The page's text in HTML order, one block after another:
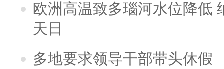
欧洲高温致多瑙河水位降低
天日
多地要求领导干部带头休假